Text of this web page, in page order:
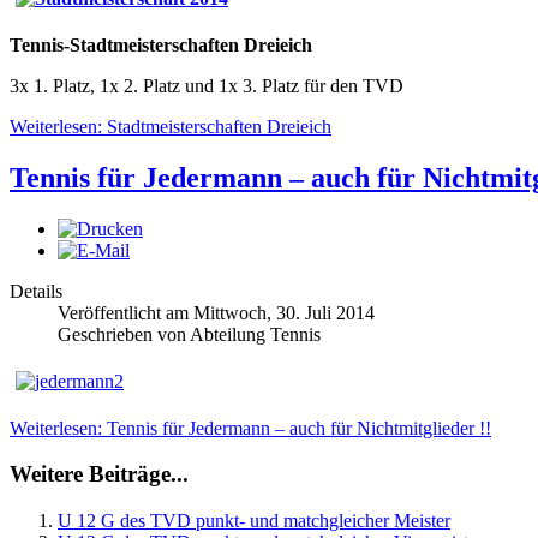
Tennis-Stadtmeisterschaften Dreieich
3x 1. Platz, 1x 2. Platz und 1x 3. Platz für den TVD
Weiterlesen: Stadtmeisterschaften Dreieich
Tennis für Jedermann – auch für
Details
Veröffentlicht am Mittwoch, 30. Juli 2014
Geschrieben von Abteilung Tennis
Weiterlesen: Tennis für Jedermann – auch für Nichtmitglieder !!
Weitere Beiträge...
U 12 G des TVD punkt- und matchgleicher Meister